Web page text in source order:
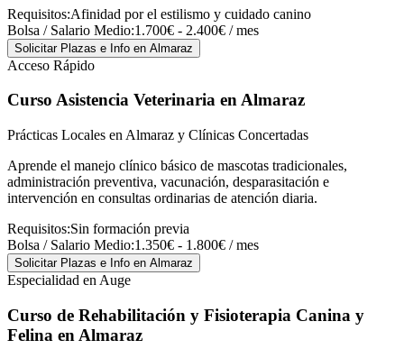
Requisitos:Afinidad por el estilismo y cuidado canino
Bolsa / Salario Medio:1.700€ - 2.400€ / mes
Solicitar Plazas e Info en Almaraz
Acceso Rápido
Curso Asistencia Veterinaria en Almaraz
Prácticas Locales en Almaraz y Clínicas Concertadas
Aprende el manejo clínico básico de mascotas tradicionales,
administración preventiva, vacunación, desparasitación e
intervención en consultas ordinarias de atención diaria.
Requisitos:Sin formación previa
Bolsa / Salario Medio:1.350€ - 1.800€ / mes
Solicitar Plazas e Info en Almaraz
Especialidad en Auge
Curso de Rehabilitación y Fisioterapia Canina y
Felina en Almaraz